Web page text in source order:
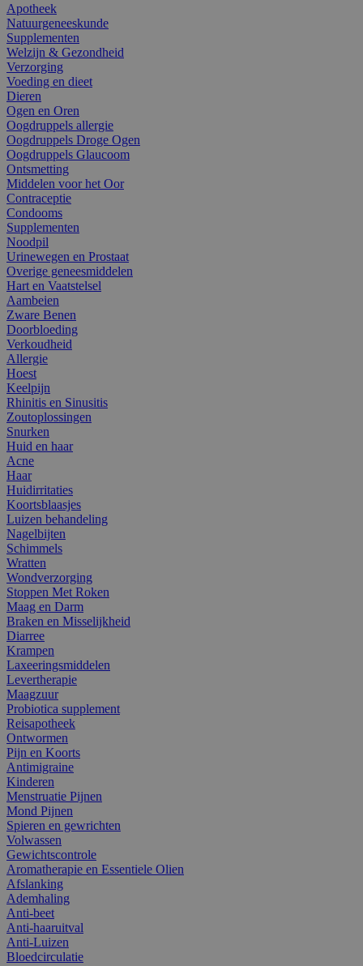
Apotheek
Natuurgeneeskunde
Supplementen
Welzijn & Gezondheid
Verzorging
Voeding en dieet
Dieren
Ogen en Oren
Oogdruppels allergie
Oogdruppels Droge Ogen
Oogdruppels Glaucoom
Ontsmetting
Middelen voor het Oor
Contraceptie
Condooms
Supplementen
Noodpil
Urinewegen en Prostaat
Overige geneesmiddelen
Hart en Vaatstelsel
Aambeien
Zware Benen
Doorbloeding
Verkoudheid
Allergie
Hoest
Keelpijn
Rhinitis en Sinusitis
Zoutoplossingen
Snurken
Huid en haar
Acne
Haar
Huidirritaties
Koortsblaasjes
Luizen behandeling
Nagelbijten
Schimmels
Wratten
Wondverzorging
Stoppen Met Roken
Maag en Darm
Braken en Misselijkheid
Diarree
Krampen
Laxeeringsmiddelen
Levertherapie
Maagzuur
Probiotica supplement
Reisapotheek
Ontwormen
Pijn en Koorts
Antimigraine
Kinderen
Menstruatie Pijnen
Mond Pijnen
Spieren en gewrichten
Volwassen
Gewichtscontrole
Aromatherapie en Essentiele Olien
Afslanking
Ademhaling
Anti-beet
Anti-haaruitval
Anti-Luizen
Bloedcirculatie